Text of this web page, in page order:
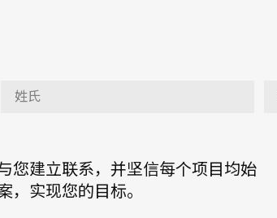
您建立联系，并坚信每个项目均始
，实现您的目标。